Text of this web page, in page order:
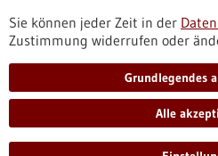
Informiert bleiben
Newsletter abonnieren
Sie können jeder Zeit in der
Zustimmung widerrufen oder
Grundlegendes
Alle